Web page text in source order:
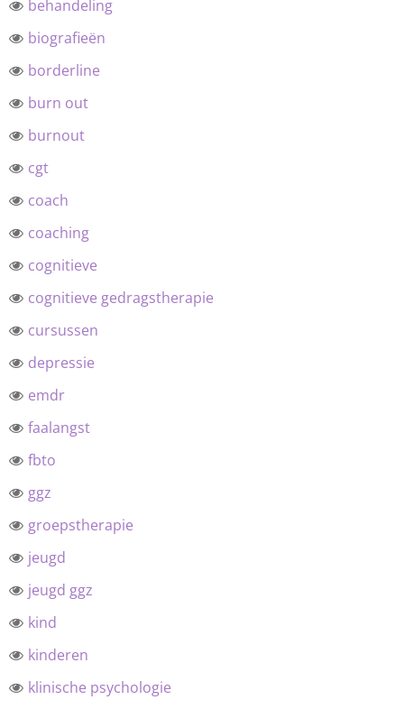
behandeling
biografieën
borderline
burn out
burnout
cgt
coach
coaching
cognitieve
cognitieve gedragstherapie
cursussen
depressie
emdr
faalangst
fbto
ggz
groepstherapie
jeugd
jeugd ggz
kind
kinderen
klinische psychologie